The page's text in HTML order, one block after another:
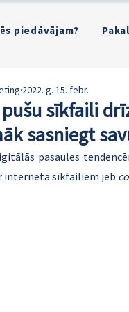
piedāvājam?
sīkfaili
sasniegt
2022. g. 15. febr.
pasaules
interneta sīkfailiem jeb